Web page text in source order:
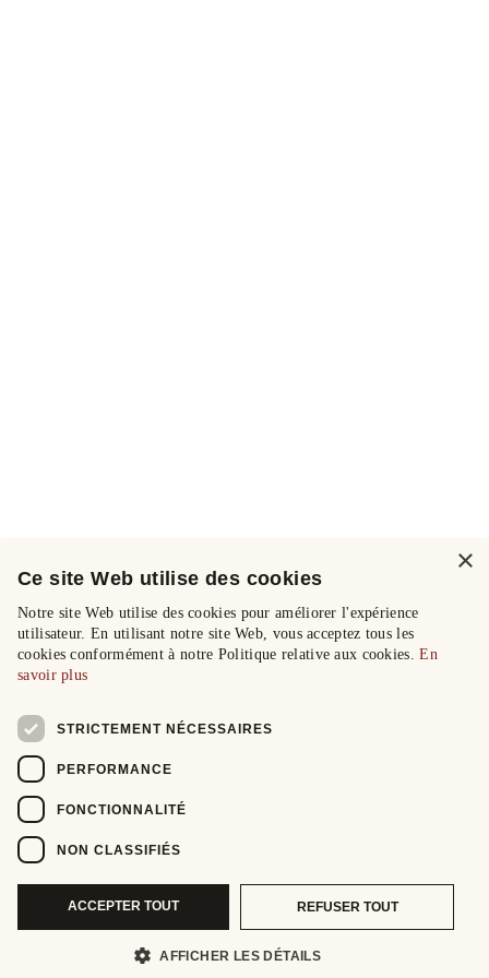
×
Ce site Web utilise des cookies
Notre site Web utilise des cookies pour améliorer l'expérience
utilisateur. En utilisant notre site Web, vous acceptez tous les
cookies conformément à notre Politique relative aux cookies.En
savoir plus
STRICTEMENT NÉCESSAIRES
PERFORMANCE
FONCTIONNALITÉ
NON CLASSIFIÉS
ACCEPTER TOUT REFUSER TOUT
AFFICHER LES DÉTAILS